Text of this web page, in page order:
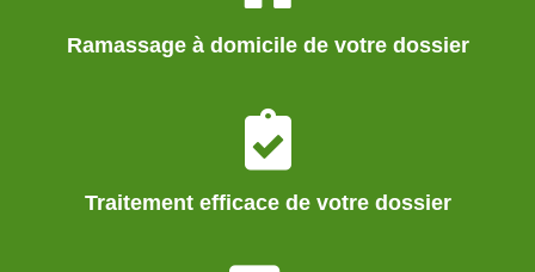
Ramassage à domicile de votre dossier
Traitement efficace de votre dossier